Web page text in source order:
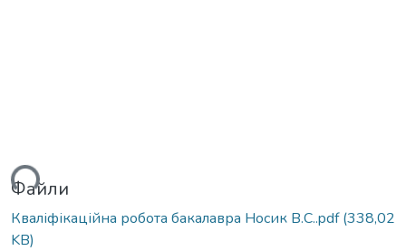
Файли
Кваліфікаційна робота бакалавра Носик В.С..pdf(338,02
KB)